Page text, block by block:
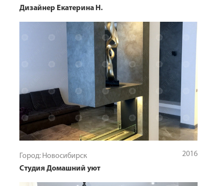
Дизайнер Екатерина Н.
Город: Новосибирск
2016
Студия Домашний уют